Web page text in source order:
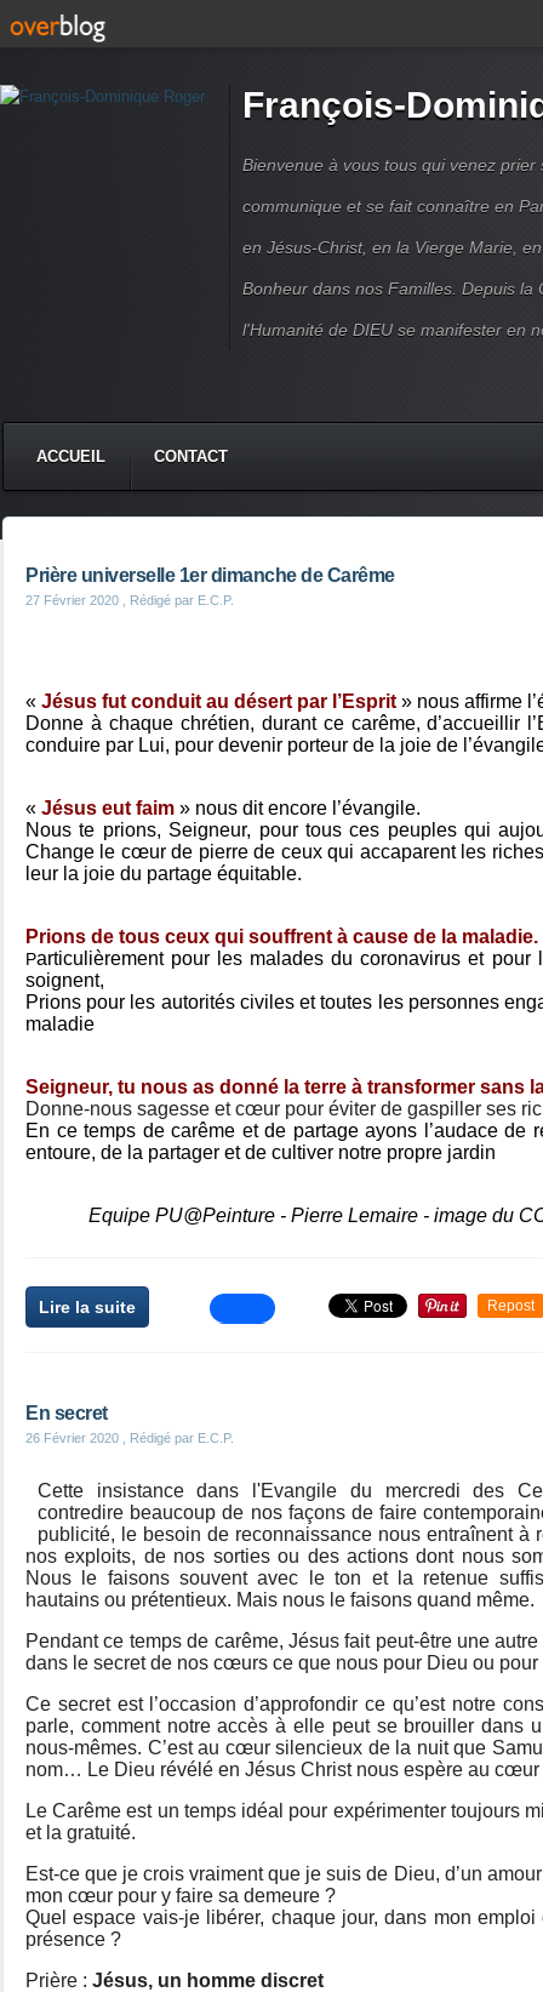
François-
Bienvenue à vous tous qui venez prier
communique et se fait connaître en
en Jésus-Christ, en la Vierge Marie,
Bonheur dans nos Familles. Depuis la
l'Humanité de DIEU se manifester en
ACCUEIL CONTACT
Prière universelle 1er dimanche de Carême
27 Février 2020 , Rédigé par E.C.P.
« Jésus fut conduit au désert par l’Esprit » nous affirme
Donne à chaque chrétien, durant ce carême, d’accueillir
conduire par Lui, pour devenir porteur de la joie de
« Jésus eut faim » nous dit encore l’évangile.
Nous te prions, Seigneur, pour tous ces peuples qui
Change le cœur de pierre de ceux qui accaparent les
leur la joie du partage équitable.
Prions de tous ceux qui souffrent à cause de la maladie.
Particulièrement pour les malades du coronavirus et
soignent,
Prions pour les autorités civiles et toutes les personnes
maladie
Seigneur, tu nous as donné la terre à transformer sans
Donne-nous sagesse et cœur pour éviter de gaspiller ses
En ce temps de carême et de partage ayons l’audace de
entoure, de la partager et de cultiver notre propre jardin
Equipe PU@Peinture - Pierre Lemaire - image du
Lire la suite Repost
En secret
26 Février 2020 , Rédigé par E.C.P.
Cette insistance dans l'Evangile du mercredi des
contredire beaucoup de nos façons de faire
publicité, le besoin de reconnaissance nous entraînent à
nos exploits, de nos sorties ou des actions dont nous
Nous le faisons souvent avec le ton et la retenue
hautains ou prétentieux. Mais nous le faisons quand même.
Pendant ce temps de carême, Jésus fait peut-être une
dans le secret de nos cœurs ce que nous pour Dieu ou pour
Ce secret est l’occasion d’approfondir ce qu’est notre
parle, comment notre accès à elle peut se brouiller dans
nous-mêmes. C’est au cœur silencieux de la nuit que
nom… Le Dieu révélé en Jésus Christ nous espère au cœur
Le Carême est un temps idéal pour expérimenter toujours
et la gratuité.
Est-ce que je crois vraiment que je suis de Dieu, d’un
mon cœur pour y faire sa demeure ?
Quel espace vais-je libérer, chaque jour, dans mon
présence ?
Prière : Jésus, un homme discret